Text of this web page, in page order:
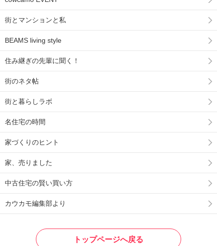
街とマンションと私
BEAMS living style
住み継ぎの先輩に聞く！
街のネタ帖
街と暮らしラボ
名住宅の時間
家づくりのヒント
家、売りました
中古住宅の賢い買い方
カウカモ編集部より
トップページへ戻る